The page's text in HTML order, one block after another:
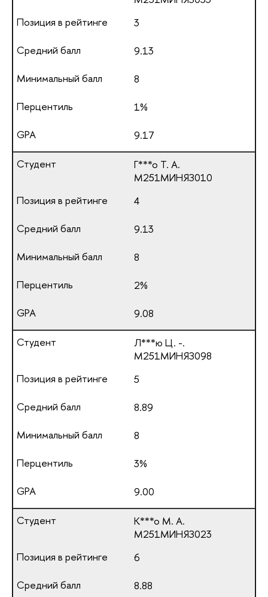
3
9.13
8
1%
9.17
Г***о Т. А.
М251МИНЯЗ010
4
9.13
8
2%
9.08
Л***ю Ц. -.
М251МИНЯЗ098
5
8.89
8
3%
9.00
К***о М. А.
М251МИНЯЗ023
6
8.88